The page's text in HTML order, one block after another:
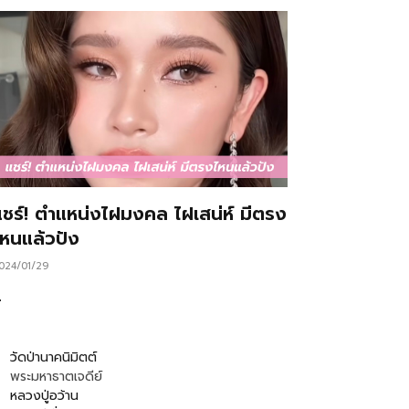
ร์! ตำแหน่งไฝมงคล ไฝเสน่ห์ มีตรง
นแล้วปัง
01/29
วัดป่านาคนิมิตต์
พระมหาธาตเจดีย์
หลวงปู่อว้าน